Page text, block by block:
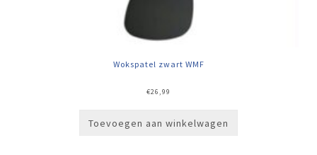
Wokspatel zwart WMF
€26,99
Toevoegen aan winkelwagen